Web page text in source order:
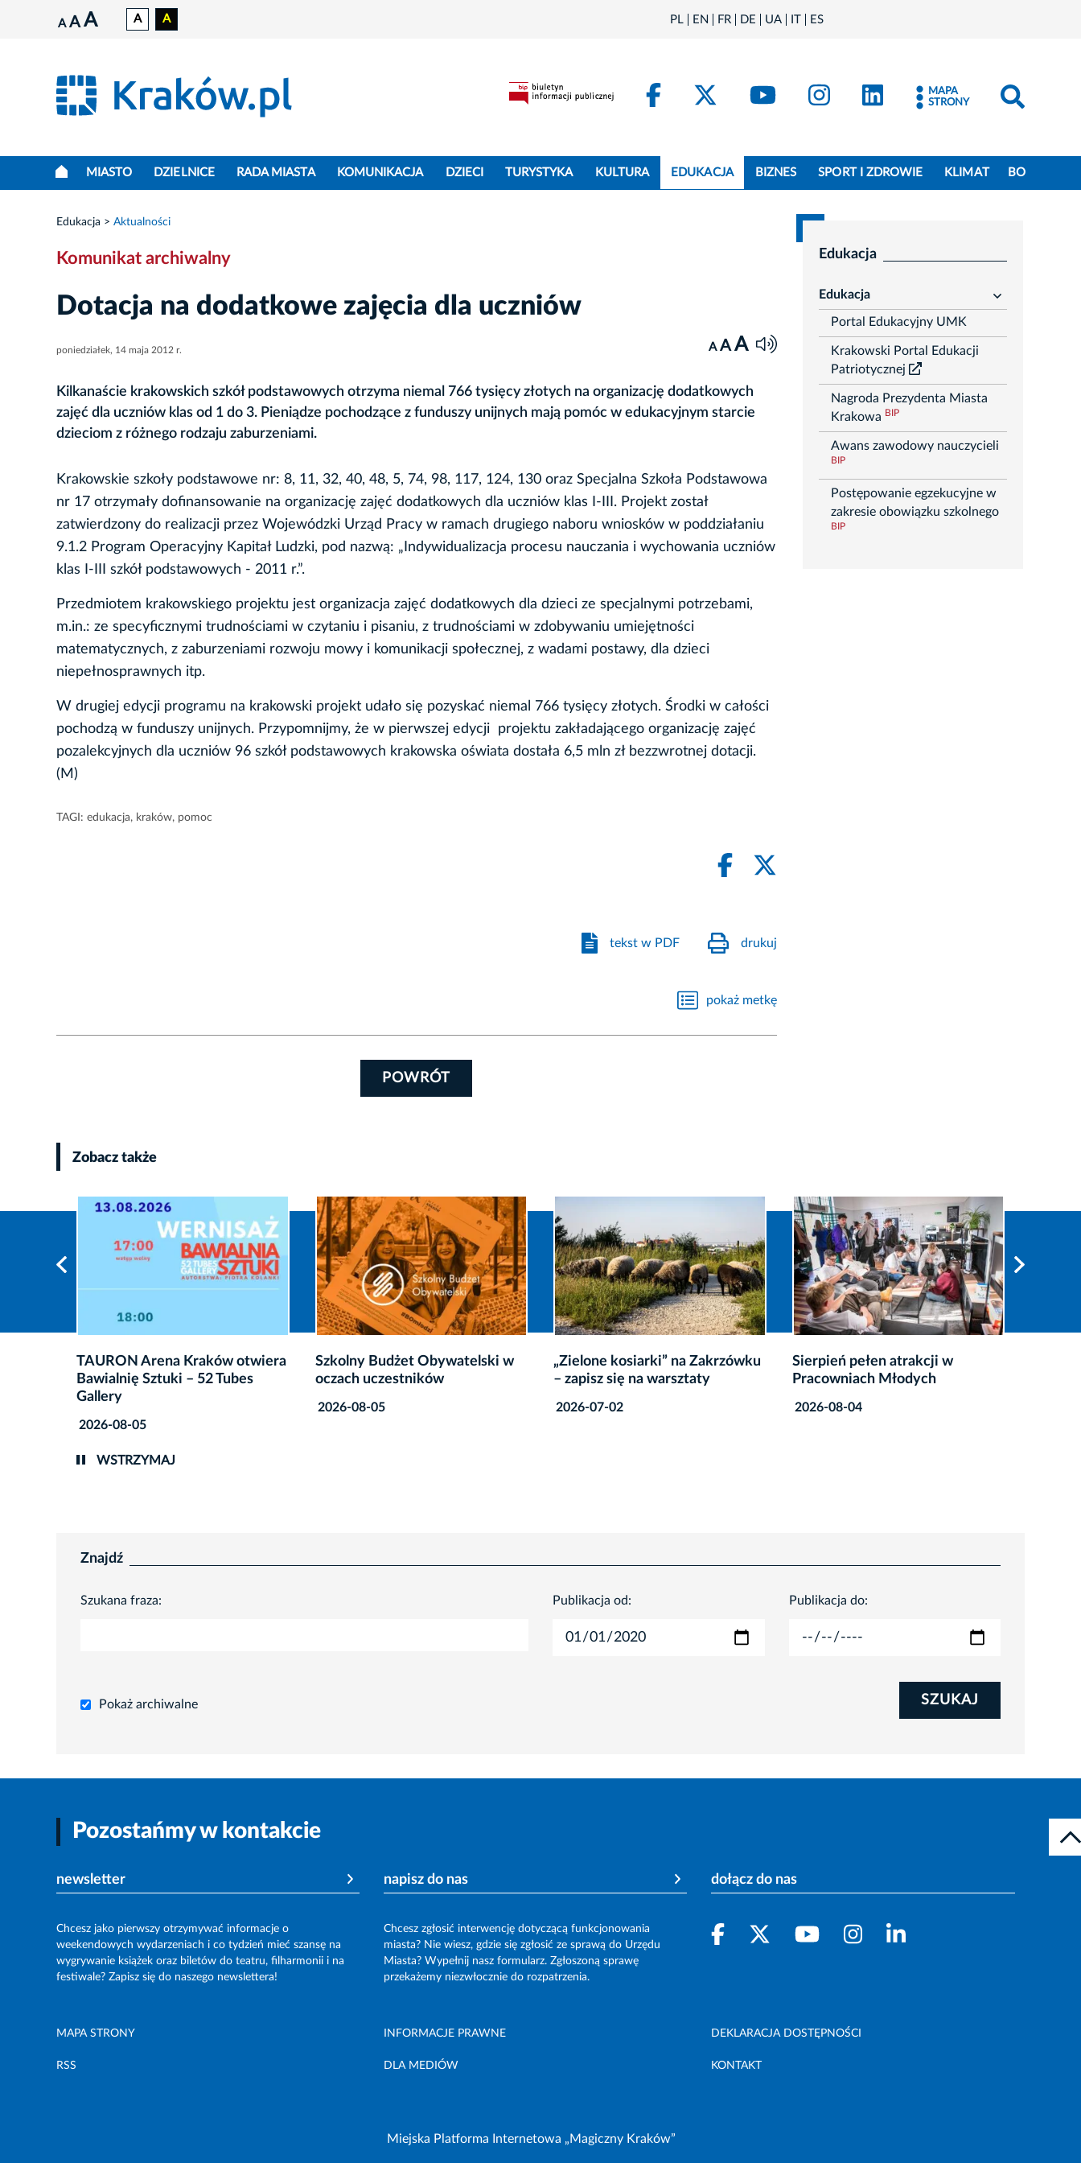
A A A A A PL EN FR DE UA IT ES
FacebookKraków - X
Kraków - YouTube
Kraków - Instagram
Kraków - LinkedIn
MAPA
STRONY
MIASTO DZIELNICE RADA MIASTA KOMUNIKACJA DZIECI TURYSTYKA KULTURA EDUKACJA BIZNES SPORT I ZDROWIE KLIMAT BO
Edukacja Aktualności
Komunikat archiwalny
Dotacja na dodatkowe zajęcia dla uczniów
poniedziałek, 14 maja 2012 r. A A A
Kilkanaście krakowskich szkół podstawowych otrzyma niemal 766 tysięcy złotych na organizację dodatkowych
zajęć dla uczniów klas od 1 do 3. Pieniądze pochodzące z funduszy unijnych mają pomóc w edukacyjnym starcie
dzieciom z różnego rodzaju zaburzeniami.
Krakowskie szkoły podstawowe nr: 8, 11, 32, 40, 48, 5, 74, 98, 117, 124, 130 oraz Specjalna Szkoła Podstawowa
nr 17 otrzymały dofinansowanie na organizację zajęć dodatkowych dla uczniów klas I-III. Projekt został
zatwierdzony do realizacji przez Wojewódzki Urząd Pracy w ramach drugiego naboru wniosków w poddziałaniu
9.1.2 Program Operacyjny Kapitał Ludzki, pod nazwą: „Indywidualizacja procesu nauczania i wychowania uczniów
klas I-III szkół podstawowych - 2011 r.”.
Przedmiotem krakowskiego projektu jest organizacja zajęć dodatkowych dla dzieci ze specjalnymi potrzebami,
m.in.: ze specyficznymi trudnościami w czytaniu i pisaniu, z trudnościami w zdobywaniu umiejętności
matematycznych, z zaburzeniami rozwoju mowy i komunikacji społecznej, z wadami postawy, dla dzieci
niepełnosprawnych itp.
W drugiej edycji programu na krakowski projekt udało się pozyskać niemal 766 tysięcy złotych. Środki w całości
pochodzą w funduszy unijnych. Przypomnijmy, że w pierwszej edycji projektu zakładającego organizację zajęć
pozalekcyjnych dla uczniów 96 szkół podstawowych krakowska oświata dostała 6,5 mln zł bezzwrotnej dotacji.
(M)
TAGI: edukacja, kraków, pomoc
tekst w PDF drukuj
pokaż metkę
POWRÓT
Edukacja
Edukacja
rozwiń
Portal Edukacyjny UMK
Krakowski Portal Edukacji
Patriotycznej
Nagroda Prezydenta Miasta
Krakowa BIP
Awans zawodowy nauczycieli
BIP
Postępowanie egzekucyjne w
zakresie obowiązku szkolnego
BIP
Zobacz także
Arena Kraków otwiera
Sztuki – 52 Tubes
Szkolny Budżet Obywatelski w
oczach uczestników
„Zielone kosiarki” na Zakrzówku
– zapisz się na warsztaty
Sierpień pełen atrakcji w
Pracowniach Młodych
Rusza 16. edycja programu
Krakowskie Konferencje
WSTRZYMAJ
Znajdź
Szukana fraza: Publikacja od: Publikacja do:
Pokaż archiwalne SZUKAJ
Pozostańmy w kontakcie
newsletter
Chcesz jako pierwszy otrzymywać informacje o
weekendowych wydarzeniach i co tydzień mieć szansę na
wygrywanie książek oraz biletów do teatru, filharmonii i na
festiwale? Zapisz się do naszego newslettera!
napisz do nas
Chcesz zgłosić interwencję dotyczącą funkcjonowania
miasta? Nie wiesz, gdzie się zgłosić ze sprawą do Urzędu
Miasta? Wypełnij nasz formularz. Zgłoszoną sprawę
przekażemy niezwłocznie do rozpatrzenia.
dołącz do nas
MAPA STRONY INFORMACJE PRAWNE DEKLARACJA DOSTĘPNOŚCI
RSS DLA MEDIÓW KONTAKT
Miejska Platforma Internetowa „Magiczny Kraków”